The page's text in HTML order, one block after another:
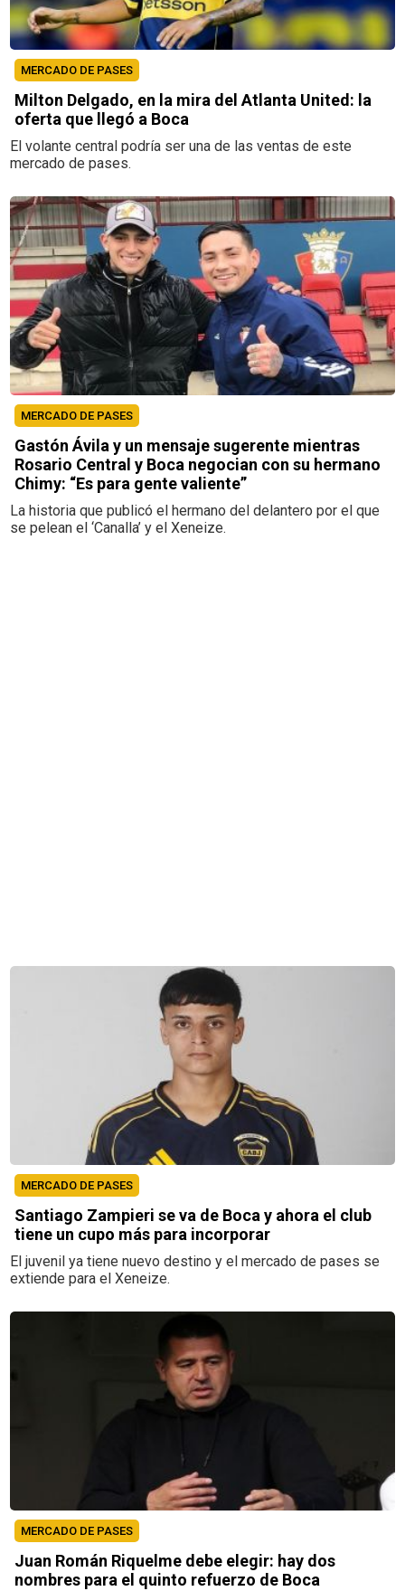
MERCADO DE PASES
Milton Delgado, en la mira del Atlanta United: la
oferta que llegó a Boca
El volante central podría ser una de las ventas de este
mercado de pases.
MERCADO DE PASES
Gastón Ávila y un mensaje sugerente mientras
Rosario Central y Boca negocian con su hermano
Chimy: “Es para gente valiente”
La historia que publicó el hermano del delantero por el que
se pelean el ‘Canalla’ y el Xeneize.
MERCADO DE PASES
Santiago Zampieri se va de Boca y ahora el club
tiene un cupo más para incorporar
El juvenil ya tiene nuevo destino y el mercado de pases se
extiende para el Xeneize.
MERCADO DE PASES
Juan Román Riquelme debe elegir: hay dos
nombres para el quinto refuerzo de Boca